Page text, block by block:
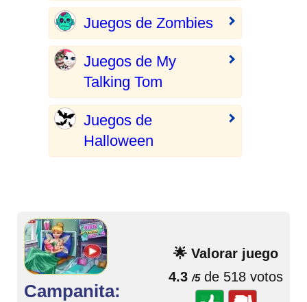
Juegos de Zombies
Juegos de My
Talking Tom
Juegos de
Halloween
🌟 Valorar juego
4.3 /5de 518 votos
Campanita: